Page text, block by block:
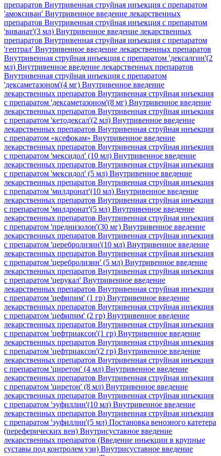
препаратов Внутривенная струйная инъекция с препаратом
'амоксиван' Внутривенное введение лекарственных
препаратов Внутривенная струйная инъекция с препаратом
'виванат'(3 мл) Внутривенное введение лекарственных
препаратов Внутривенная струйная инъекция с препаратом
'гептрал' Внутривенное введение лекарственных препаратов
Внутривенная струйная инъекция с препаратом 'дексалгин'(2
мл) Внутривенное введение лекарственных препаратов
Внутривенная струйная инъекция с препаратом
'дексаметазоном'(4 мг) Внутривенное введение
лекарственных препаратов Внутривенная струйная инъекция
с препаратом 'дексаметазоном'(8 мг) Внутривенное введение
лекарственных препаратов Внутривенная струйная инъекция
с препаратом 'кетодексал'(2 мл) Внутривенное введение
лекарственных препаратов Внутривенная струйная инъекция
с препаратом «ксефокам» Внутривенное введение
лекарственных препаратов Внутривенная струйная инъекция
с препаратом 'мексидол' (10 мл) Внутривенное введение
лекарственных препаратов Внутривенная струйная инъекция
с препаратом 'мексидол' (5 мл) Внутривенное введение
лекарственных препаратов Внутривенная струйная инъекция
с препаратом 'милдронат'(10 мл) Внутривенное введение
лекарственных препаратов Внутривенная струйная инъекция
с препаратом 'милдронат'(5 мл) Внутривенное введение
лекарственных препаратов Внутривенная струйная инъекция
с препаратом 'преднизолон'(30 мг) Внутривенное введение
лекарственных препаратов Внутривенная струйная инъекция
с препаратом 'церебролизин'(10 мл) Внутривенное введение
лекарственных препаратов Внутривенная струйная инъекция
с препаратом 'церебролизин' (5 мл) Внутривенное введение
лекарственных препаратов Внутривенная струйная инъекция
с препаратом 'церукал' Внутривенное введение
лекарственных препаратов Внутривенная струйная инъекция
с препаратом 'цефипим' (1 гр) Внутривенное введение
лекарственных препаратов Внутривенная струйная инъекция
с препаратом 'цефипим' (2 гр) Внутривенное введение
лекарственных препаратов Внутривенная струйная инъекция
с препаратом 'цефтриаксон'(1 гр) Внутривенное введение
лекарственных препаратов Внутривенная струйная инъекция
с препаратом 'цефтриаксон'(2 гр) Внутривенное введение
лекарственных препаратов Внутривенная струйная инъекция
с препаратом 'циретон' (4 мл) Внутривенное введение
лекарственных препаратов Внутривенная струйная инъекция
с препаратом 'циретон' (8 мл) Внутривенное введение
лекарственных препаратов Внутривенная струйная инъекция
с препаратом 'эуфиллин'(10 мл) Внутривенное введение
лекарственных препаратов Внутривенная струйная инъекция
с препаратом 'эуфиллин'(5 мл) Постановка венозного катетера
(переферических вен) Внутрисуставное введение
лекарственных препаратов (Введение иньекции в крупные
суставы под контролем узи) Внутрисуставное введение